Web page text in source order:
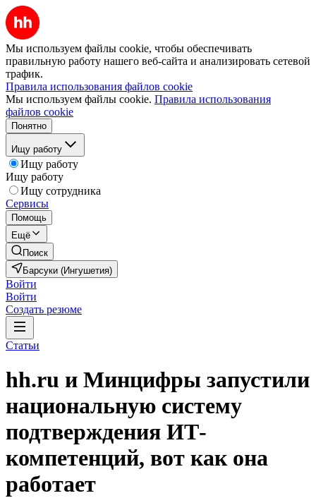
Мы используем файлы cookie, чтобы обеспечивать
правильную работу нашего веб-сайта и анализировать сетевой
трафик.
Правила использования файлов cookie
Мы используем файлы cookie. Правила использования
файлов cookie
Понятно
Ищу работу
Ищу работу
Ищу работу
Ищу сотрудника
Сервисы
Помощь
Ещё
Поиск
Барсуки (Ингушетия)
Войти
Войти
Создать резюме
Статьи
hh.ru и Минцифры запустили
национальную систему
подтверждения ИТ-
компетенций, вот как она
работает